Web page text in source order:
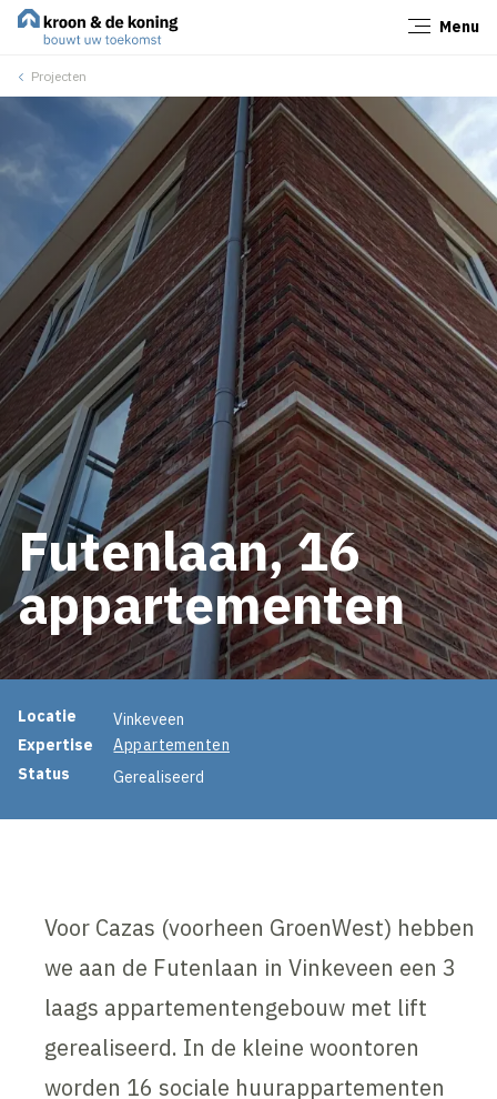
Menu
Projecten
Futenlaan, 16
appartementen
Projectinformatie
Locatie
Vinkeveen
Expertise
Appartementen
Status
Gerealiseerd
Voor Cazas (voorheen GroenWest) hebben
we aan de Futenlaan in Vinkeveen een 3
laags appartementengebouw met lift
gerealiseerd. In de kleine woontoren
worden 16 sociale huurappartementen
Sluiten